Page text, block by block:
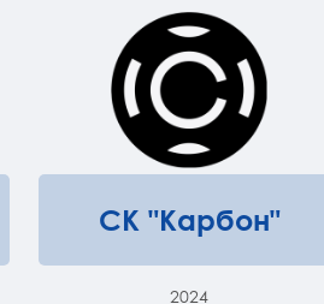
СК "Карбон"
2024